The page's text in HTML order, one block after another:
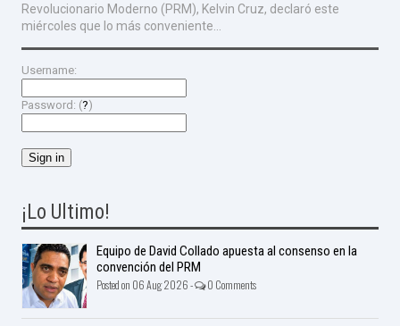
Revolucionario Moderno (PRM), Kelvin Cruz, declaró este
miércoles que lo más conveniente...
Username:
Password: (?)
¡Lo Ultimo!
Equipo de David Collado apuesta al consenso en la
convención del PRM
Posted on 06 Aug 2026 - 0 Comments